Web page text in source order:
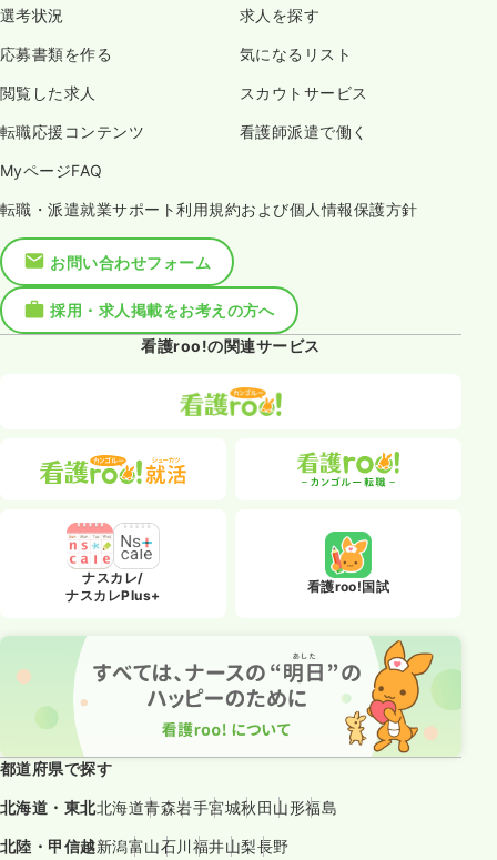
選考状況 求人を探す
応募書類を作る 気になるリスト
閲覧した求人 スカウトサービス
転職応援コンテンツ 看護師派遣で働く
MyページFAQ
転職・派遣就業サポート利用規約および個人情報保護方針
お問い合わせフォーム
採用・求人掲載をお考えの方へ
看護roo!の関連サービス
ナスカレ/
ナスカレPlus+
看護roo!国試
都道府県で探す
北海道・東北北海道青森岩手宮城秋田山形福島
北陸・甲信越新潟富山石川福井山梨長野